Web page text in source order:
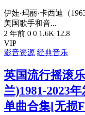
伊娃·玛丽·卡西迪（
美国歌手和音...
2 年前 0 0 1.6K 12.8
VIP
影音资源 经典音乐
英国流行摇滚
兰)1981-2023
单曲合集[无损